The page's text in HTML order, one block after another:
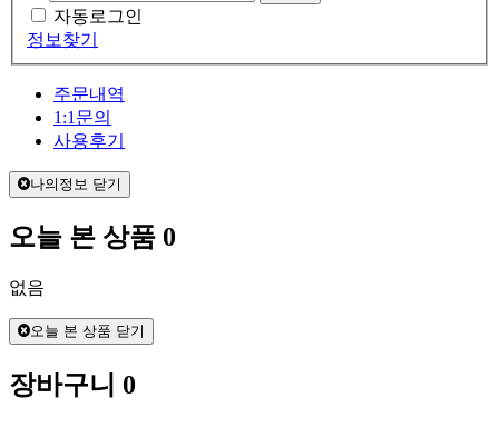
자동로그인
정보찾기
주문내역
1:1문의
사용후기
나의정보 닫기
오늘 본 상품 0
없음
오늘 본 상품 닫기
장바구니 0